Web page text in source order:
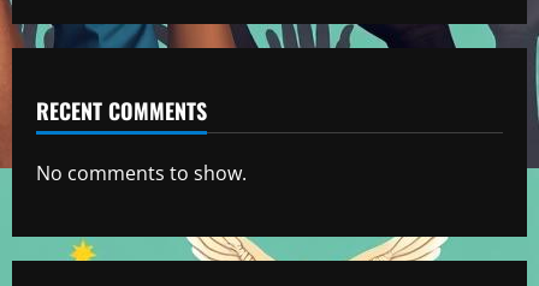
RECENT COMMENTS
No comments to show.